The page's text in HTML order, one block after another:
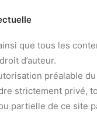
que tous les
d’auteur.
préalable
strictement privé,
partielle de ce site